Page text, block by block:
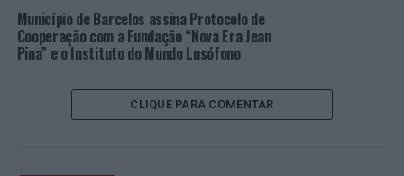
o meio século desta prova”. “Os atletas voltaram a
correr após uma quebra registada nos últimos anos. As
inscrições ainda estão a decorrer, mas contamos já com
solidária anda sempre nos 800 participantes, por isso
vamos bater o recorde da meia-maratona em Viana do
Município de Barcelos assina Protocolo de
Cooperação com a Fundação “Nova Era Jean
Pina” e o Instituto do Mundo Lusófono
CLIQUE PARA COMENTAR